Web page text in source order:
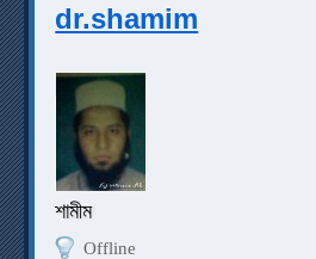
dr.shamim
শামীম
Offline